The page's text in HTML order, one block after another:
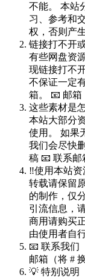
不能。 本站
习、参考和
权，否则产
链接打不开
有些网盘资
现链接打不
不保证一定
箱。 📧 邮箱
这些素材是
本站大部分
使用。 如果
我们会尽快
稿 📧 联系邮
‼️使用本站资
转载请保留
的制作，仅
引流信息，
商用请购买
由使用者自
📧 联系我们
邮箱（将 #
💡 特别说明